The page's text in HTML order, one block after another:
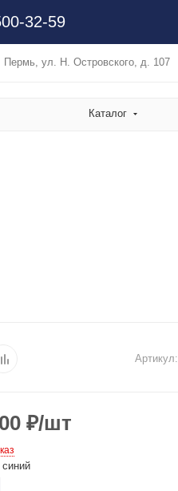
32-59
Пермь, ул. Н. Островского, д. 107
Каталог
Артикул:
₽/шт
синий